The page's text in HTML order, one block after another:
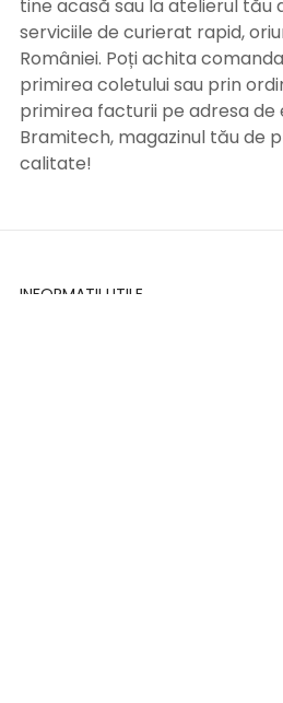
tine acasă sau la atelierul tău
serviciile de curierat rapid,
României. Poți achita
primirea coletului sau prin
primirea facturii pe adresa de
Bramitech, magazinul tău de
calitate!
INFORMATII UTILE